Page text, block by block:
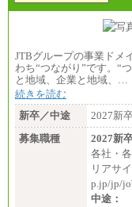
JTBグループの事業ドメ
わち“つながり”です。“
と地域、企業と地域、…
続きを読む
新卒／中途
2027新
募集職種
2027新
各社・
リアサ
p.jp/jp/
中途：